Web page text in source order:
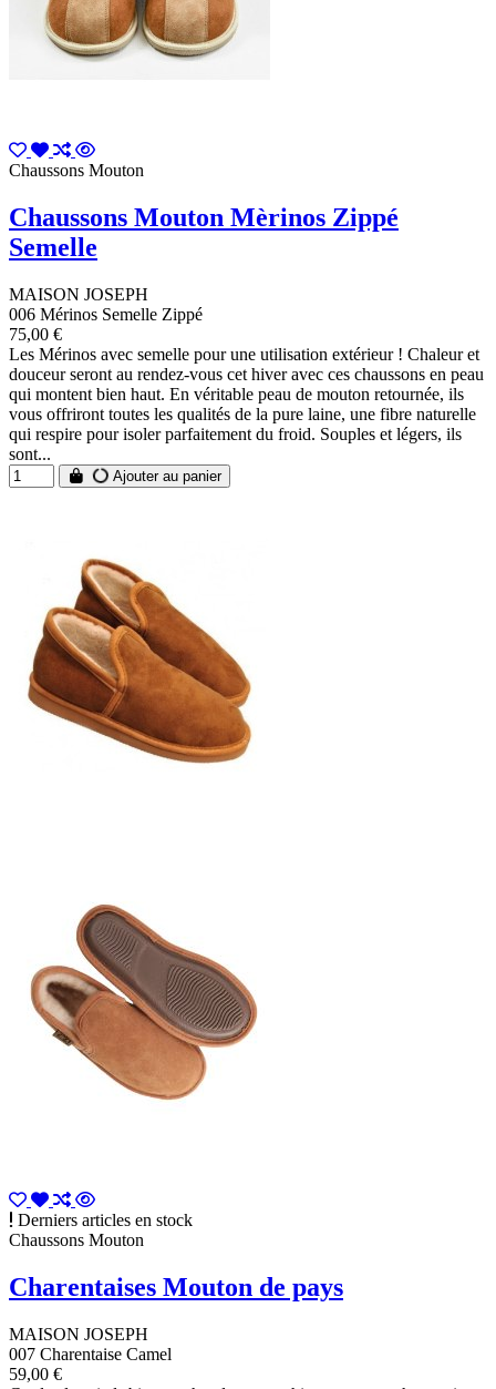
Chaussons Mouton
Chaussons Mouton Mèrinos Zippé
Semelle
MAISON JOSEPH
006 Mérinos Semelle Zippé
75,00 €
Les Mérinos avec semelle pour une utilisation extérieur ! Chaleur et
douceur seront au rendez-vous cet hiver avec ces chaussons en peau
qui montent bien haut. En véritable peau de mouton retournée, ils
vous offriront toutes les qualités de la pure laine, une fibre naturelle
qui respire pour isoler parfaitement du froid. Souples et légers, ils
sont...
Ajouter au panier
Derniers articles en stock
Chaussons Mouton
Charentaises Mouton de pays
MAISON JOSEPH
007 Charentaise Camel
59,00 €